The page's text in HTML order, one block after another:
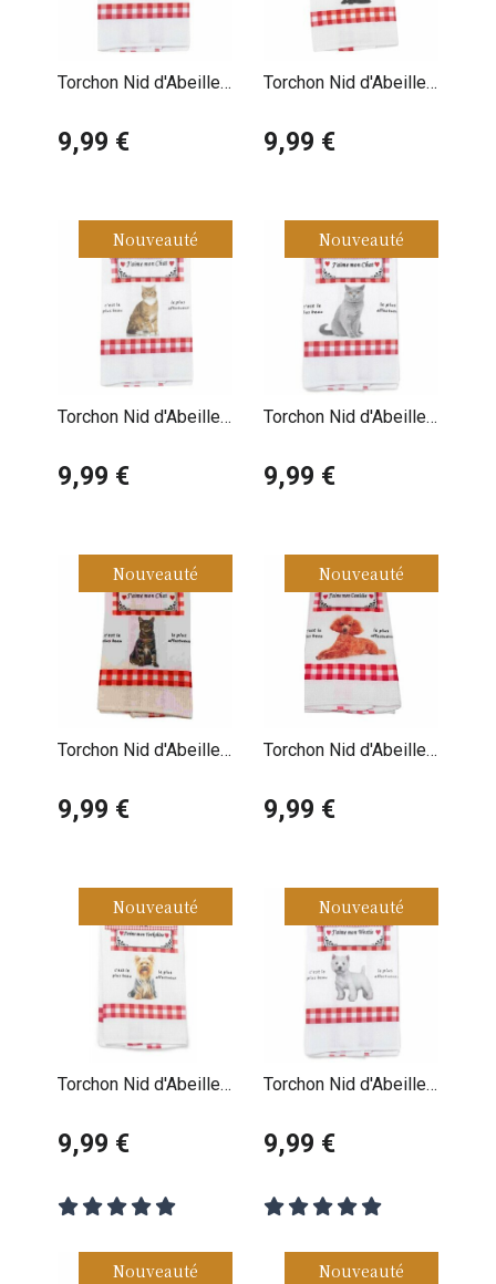
Torchon Nid d'Abeille
Tigré
9,99 €
Torchon Nid d'Abeille
9,99 €
Nouveauté
Torchon Nid d'Abeille
9,99 €
Nouveauté
Torchon Nid d'Abeille
9,99 €
Nouveauté
Torchon Nid d'Abeille
9,99 €
Nouveauté
Torchon Nid d'Abeille
9,99 €
Nouveauté
Torchon Nid d'Abeille
9,99 €
Nouveauté
Torchon Nid d'Abeille
Terrier
9,99 €
Nouveauté Nouveauté